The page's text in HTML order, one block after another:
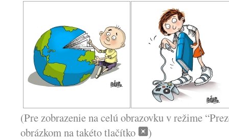
(Pre zobrazenie na celú obrazovku v režime
obrázkom na takéto tlačítko
)